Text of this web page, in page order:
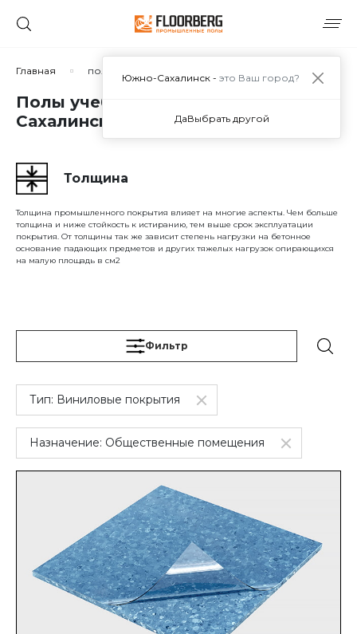
Главная полы учебных классов
Полы учебных классов в Южно-
Сахалинске
Толщина
Толщина промышленного покрытия влияет на многие аспекты. Чем больше
толщина и ниже стойкость к истиранию, тем выше срок эксплуатации
покрытия. От толщины так же зависит степень нагрузки на бетонное
основание падающих предметов и других тяжелых нагрузок опирающихся
на малую площадь в см2
Фильтр
Тип: Виниловые покрытия
Назначение: Общественные помещения
Южно-Сахалинск - это Ваш город?
ДаВыбрать другой